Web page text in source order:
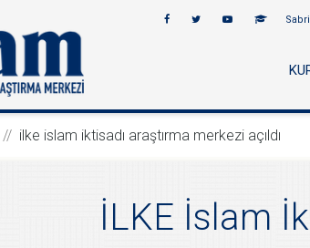
i̇lke i̇slam i̇ktisadı araştırma merkezi açıldı
İLKE İslam